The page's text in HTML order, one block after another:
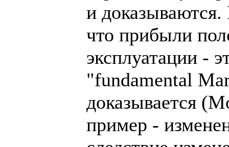
и
что прибыли
эксплуатации -
"fundamental
доказывается
пример -